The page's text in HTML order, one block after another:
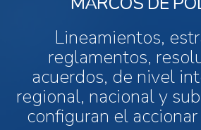
Lineamientos,
reglamentos,
acuerdos, de nivel
regional, nacional y
configuran el